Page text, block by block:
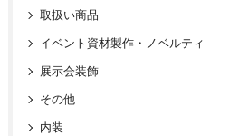
取扱い商品
イベント資材製作・ノベルティ
展示会装飾
その他
内装